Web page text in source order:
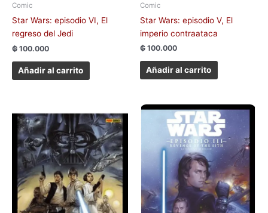
Comic
Star Wars: episodio VI, El
regreso del Jedi
₲ 100.000
Añadir al carrito
Comic
Star Wars: episodio V, El
imperio contraataca
₲ 100.000
Añadir al carrito